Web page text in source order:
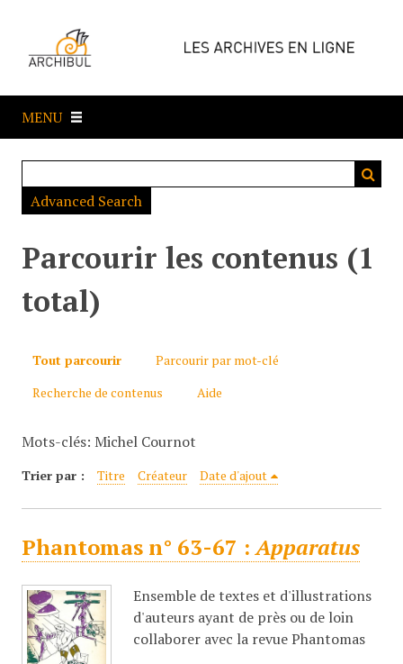
e
a
MENU
Advanced Search
Parcourir les contenus (1
total)
Tout parcourir
Parcourir par mot-clé
Recherche de contenus
Aide
Mots-clés: Michel Cournot
Trier par : Titre Créateur Date d'ajout
Phantomas n° 63-67 :Apparatus
Ensemble de textes et d'illustrations
d'auteurs ayant de près ou de loin
collaborer avec la revue Phantomas